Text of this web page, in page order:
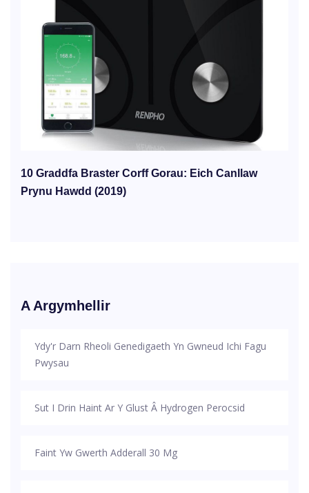
10 Graddfa Braster Corff Gorau: Eich Canllaw
Prynu Hawdd (2019)
A Argymhellir
Ydy'r Darn Rheoli Genedigaeth Yn Gwneud Ichi Fagu
Pwysau
Sut I Drin Haint Ar Y Glust Â Hydrogen Perocsid
Faint Yw Gwerth Adderall 30 Mg